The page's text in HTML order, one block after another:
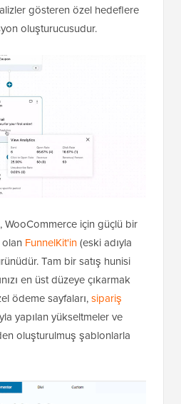
gösteren özel hedeflere
oluşturucusudur.
WooCommerce için güçlü bir
FunnelKit'in(eski adıyla
Tam bir satış hunisi
en üst düzeye çıkarmak
ödeme sayfaları,sipariş
yapılan yükseltmeler ve
oluşturulmuş şablonlarla